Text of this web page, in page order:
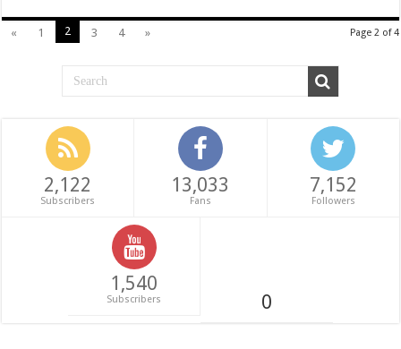
Page 2 of 4
« 1 2 3 4 »
2,122
Subscribers
13,033
Fans
7,152
Followers
1,540
Subscribers 0